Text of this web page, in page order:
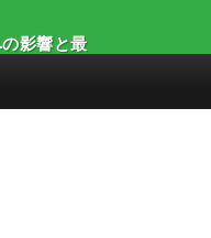
影響と最